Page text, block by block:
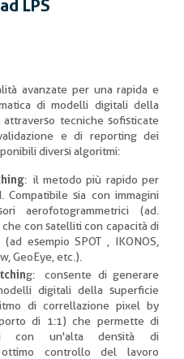
LPS
avanzate per una rapida e
di modelli digitali della
tecniche sofisticate
e di reporting dei
diversi algoritmi:
: il metodo più rapido per
Compatibile sia con immagini
aerofotogrammetrici (ad.
che con satelliti con capacità di
esempio SPOT , IKONOS,
GeoEye, etc.).
g: consente di generare
digitali della superficie
di correllazione pixel by
di 1:1) che permette di
con un'alta densità di
controllo del lavoro